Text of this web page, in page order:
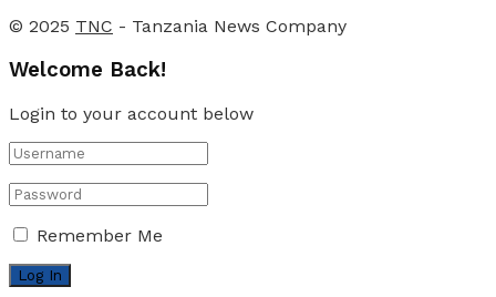
© 2025 TNC - Tanzania News Company
Welcome Back!
Login to your account below
Remember Me